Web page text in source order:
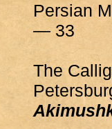
Persian
— 33
The